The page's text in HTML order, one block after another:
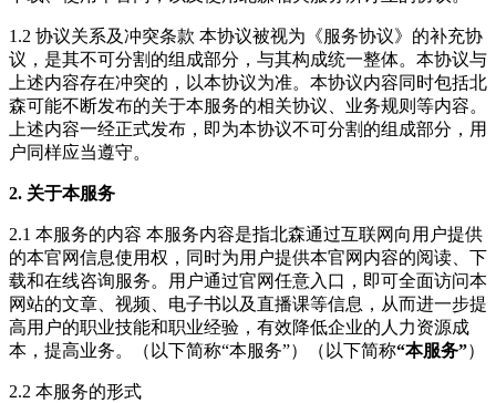
1.2 协议关系及冲突条款 本协议被视为《服务协议》的补充协
议，是其不可分割的组成部分，与其构成统一整体。本协议与
上述内容存在冲突的，以本协议为准。本协议内容同时包括北
森可能不断发布的关于本服务的相关协议、业务规则等内容。
上述内容一经正式发布，即为本协议不可分割的组成部分，用
户同样应当遵守。
2. 关于本服务
2.1 本服务的内容 本服务内容是指北森通过互联网向用户提供
的本官网信息使用权，同时为用户提供本官网内容的阅读、下
载和在线咨询服务。用户通过官网任意入口，即可全面访问本
网站的文章、视频、电子书以及直播课等信息，从而进一步提
高用户的职业技能和职业经验，有效降低企业的人力资源成
本，提高业务。（以下简称“本服务”）（以下简称“本服务”）
2.2 本服务的形式